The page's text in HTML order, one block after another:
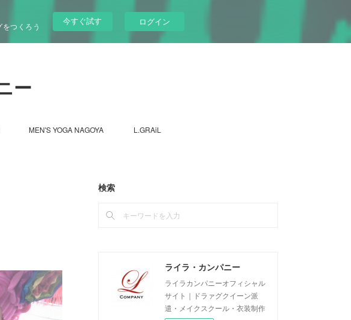
つくろう
今すぐ試す ログイン
ー
MEN'S YOGA NAGOYA L.GRAiL
検索
ライラ・カンパニー
ライラカンパニーオフィシャル
サイト｜ドラァグクイーン派
遣・メイクスクール・衣装制作